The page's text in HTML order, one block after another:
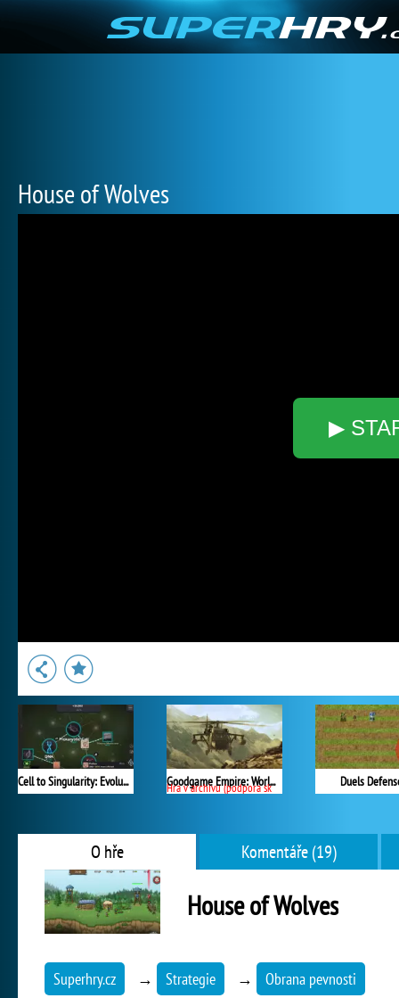
House of Wolves
▶
Cell to Singularity: Evolution Goodgame Empire: World War 3
Hra v archivu (podpora skončila) Duels
O hře Komentáře (19)
House of Wolves
Superhry.cz → Strategie → Obrana pevnosti